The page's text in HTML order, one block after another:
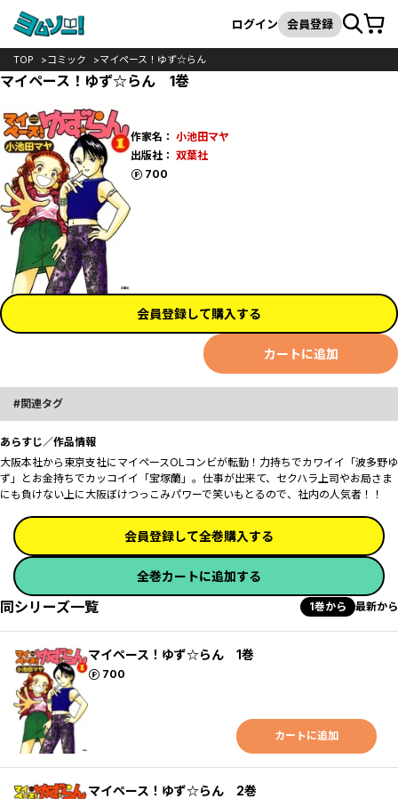
検索
ログイン 会員登録カート
TOP コミック マイペース！ゆず☆らん
マイペース！ゆず☆らん 1巻
作家名： 小池田マヤ
出版社： 双葉社
700
ポイント
会員登録して購入する
カートに追加
関連タグ
あらすじ／作品情報
大阪本社から東京支社にマイペースOLコンビが転勤！力持ちでカワイイ「波多野ゆ
ず」とお金持ちでカッコイイ「宝塚蘭」。仕事が出来て、セクハラ上司やお局さま
にも負けない上に大阪ぼけつっこみパワーで笑いもとるので、社内の人気者！！
会員登録して全巻購入する
全巻カートに追加する
同シリーズ一覧 1巻から 最新から
マイペース！ゆず☆らん 1巻
700
ポイント
カートに追加
マイペース！ゆず☆らん 2巻